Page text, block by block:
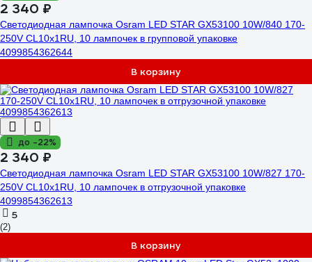
2 340 ₽
Светодиодная лампочка Osram LED STAR GX53100 10W/840 170-
250V CL10x1RU, 10 лампочек в групповой упаковке
4099854362644
В корзину
до -22%
2 340 ₽
Светодиодная лампочка Osram LED STAR GX53100 10W/827 170-
250V CL10x1RU, 10 лампочек в отгрузочной упаковке
4099854362613
5
(2)
В корзину